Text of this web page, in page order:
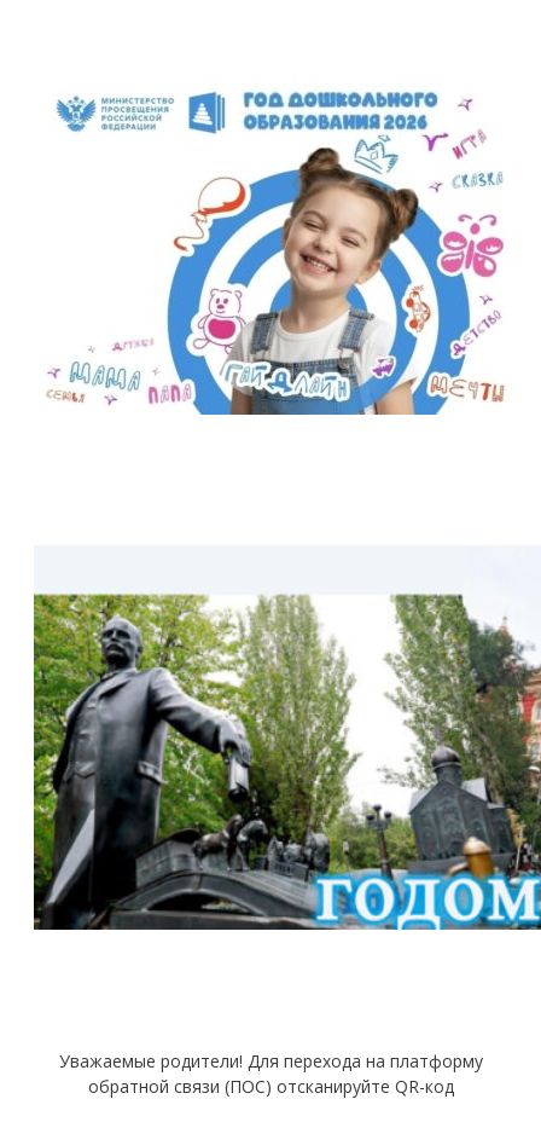
Уважаемые родители! Для перехода на платформу
обратной связи (ПОС) отсканируйте QR-код